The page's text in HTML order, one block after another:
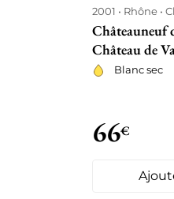
2001 Rhône
Châteauneuf
Château de
Blanc sec
66€